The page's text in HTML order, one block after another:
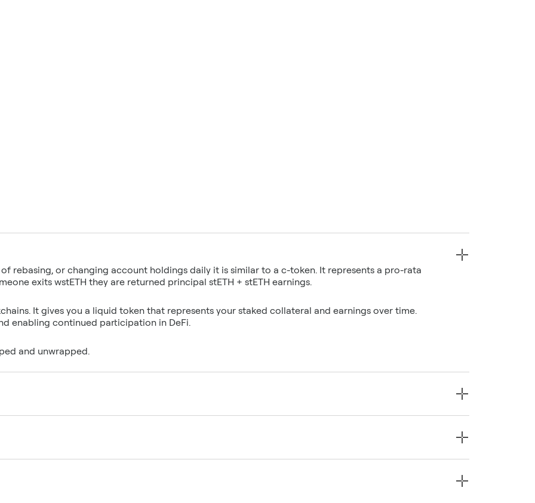
of rebasing, or changing account holdings daily it is similar to a c-token. It represents a pro-rata
It gives you a liquid token that represents your staked collateral and earnings over time.
and unwrapped.